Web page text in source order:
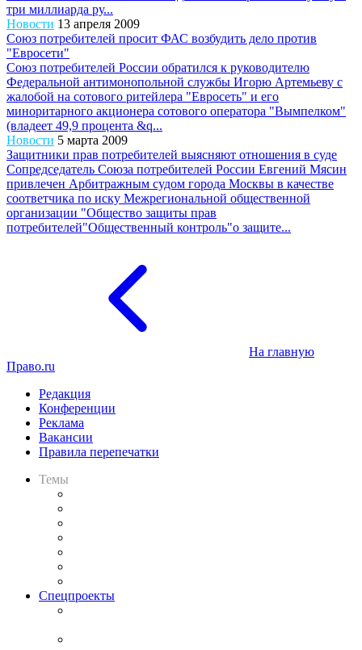
три миллиарда ру...
Новости 13 апреля 2009
Союз потребителей просит ФАС возбудить дело против
"Евросети"
Союз потребителей России обратился к руководителю
Федеральной антимонопольной службы Игорю Артемьеву с
жалобой на сотового ритейлера "Евросеть" и его
миноритарного акционера сотового оператора "Вымпелком"
(владеет 49,9 процента &q...
Новости 5 марта 2009
Защитники прав потребителей выясняют отношения в суде
Сопредседатель Союза потребителей России Евгений Мясин
привлечен Арбитражным судом города Москвы в качестве
соответчика по иску Межрегиональной общественной
организации "Общество защиты прав
потребителей"Общественный контроль"о защите...
На главную
Право.ru
Редакция
Конференции
Реклама
Вакансии
Правила перепечатки
Темы
Спецпроекты